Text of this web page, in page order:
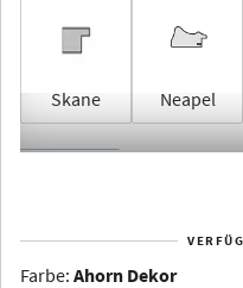
Skane Neapel
Farbe: Ahorn Dekor